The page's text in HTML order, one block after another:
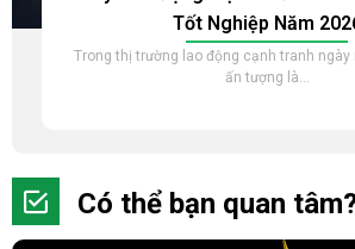
Tốt Nghiệp Năm
Trong thị trường lao động cạnh tranh ngày
ấn tượng là...
Có thể bạn quan